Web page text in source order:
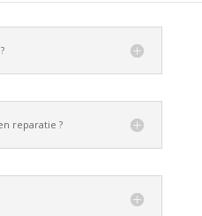
reparatie ?